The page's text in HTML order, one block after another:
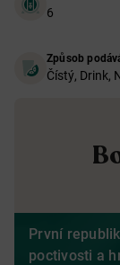
6
Způsob
Čístý, Drink,
První
poctivosti a